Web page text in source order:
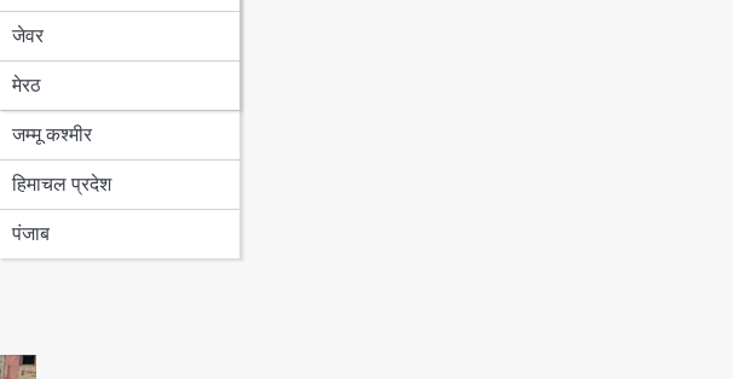
जेवर
मेरठ
पंजाब
हरियाणा
जम्मू कश्मीर
हिमाचल प्रदेश
पंजाब